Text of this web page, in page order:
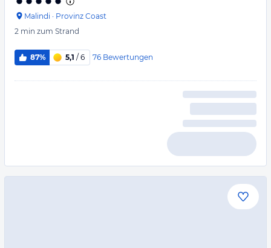
Malindi · Provinz Coast
2 min zum Strand
87% 5,1 / 6 76 Bewertungen